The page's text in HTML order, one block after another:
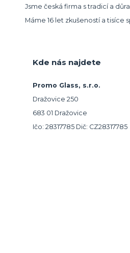
Jsme česká firma s tradicí a
Máme 16 let zkušeností a tisíce
Kde nás najdete
Promo Glass, s.r.o.
Dražovice 250
683 01 Dražovice
Ičo: 28317785 Dič: CZ28317785